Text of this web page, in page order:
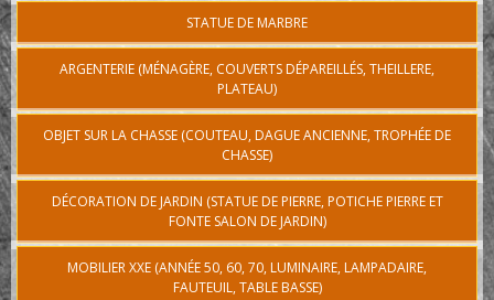
STATUE DE MARBRE
ARGENTERIE (MÉNAGÈRE, COUVERTS DÉPAREILLÉS, THEILLERE,
PLATEAU)
OBJET SUR LA CHASSE (COUTEAU, DAGUE ANCIENNE, TROPHÉE DE
CHASSE)
DÉCORATION DE JARDIN (STATUE DE PIERRE, POTICHE PIERRE ET
FONTE SALON DE JARDIN)
MOBILIER XXE (ANNÉE 50, 60, 70, LUMINAIRE, LAMPADAIRE,
FAUTEUIL, TABLE BASSE)